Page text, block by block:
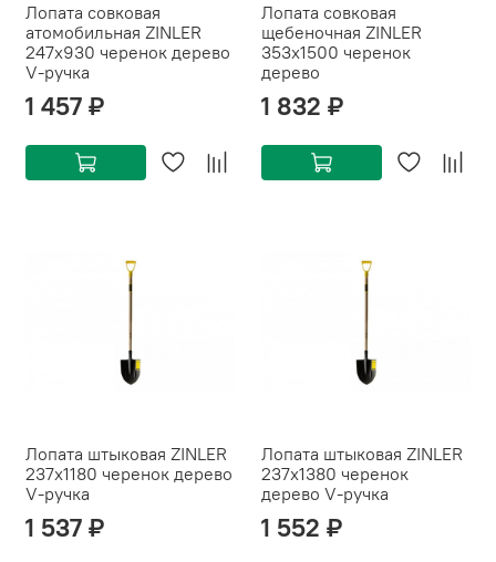
Лопата совковая
атомобильная ZINLER
247х930 черенок дерево
V-ручка
1 457 ₽
Лопата совковая
щебеночная ZINLER
353х1500 черенок
дерево
1 832 ₽
Лопата штыковая ZINLER
237х1180 черенок дерево
V-ручка
1 537 ₽
Лопата штыковая ZINLER
237х1380 черенок
дерево V-ручка
1 552 ₽